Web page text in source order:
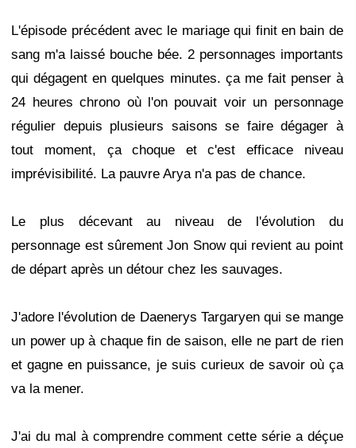
L'épisode précédent avec le mariage qui finit en bain de
sang m'a laissé bouche bée. 2 personnages importants
qui dégagent en quelques minutes. ça me fait penser à
24 heures chrono où l'on pouvait voir un personnage
régulier depuis plusieurs saisons se faire dégager à
tout moment, ça choque et c'est efficace niveau
imprévisibilité. La pauvre Arya n'a pas de chance.
Le plus décevant au niveau de l'évolution du
personnage est sûrement Jon Snow qui revient au point
de départ après un détour chez les sauvages.
J'adore l'évolution de Daenerys Targaryen qui se mange
un power up à chaque fin de saison, elle ne part de rien
et gagne en puissance, je suis curieux de savoir où ça
va la mener.
J'ai du mal à comprendre comment cette série a déçue